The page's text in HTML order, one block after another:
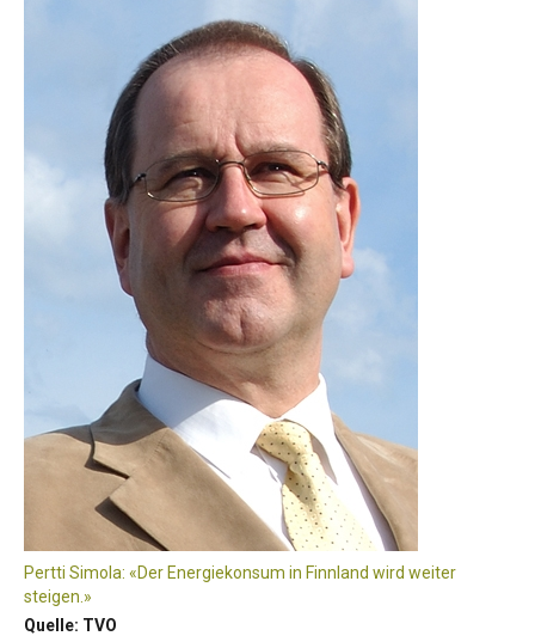
Pertti Simola: «Der Energiekonsum in Finnland wird weiter
steigen.»
Quelle: TVO